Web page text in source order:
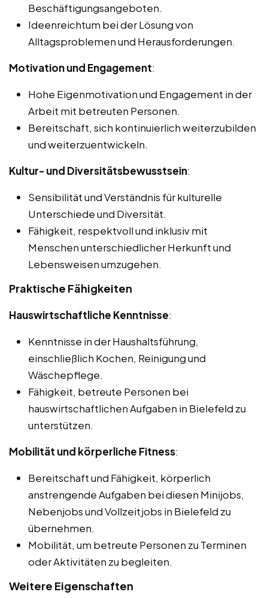
Beschäftigungsangeboten.
Ideenreichtum bei der Lösung von
Alltagsproblemen und Herausforderungen.
Motivation und Engagement:
Hohe Eigenmotivation und Engagement in der
Arbeit mit betreuten Personen.
Bereitschaft, sich kontinuierlich weiterzubilden
und weiterzuentwickeln.
Kultur- und Diversitätsbewusstsein:
Sensibilität und Verständnis für kulturelle
Unterschiede und Diversität.
Fähigkeit, respektvoll und inklusiv mit
Menschen unterschiedlicher Herkunft und
Lebensweisen umzugehen.
Praktische Fähigkeiten
Hauswirtschaftliche Kenntnisse:
Kenntnisse in der Haushaltsführung,
einschließlich Kochen, Reinigung und
Wäschepflege.
Fähigkeit, betreute Personen bei
hauswirtschaftlichen Aufgaben in Bielefeld zu
unterstützen.
Mobilität und körperliche Fitness:
Bereitschaft und Fähigkeit, körperlich
anstrengende Aufgaben bei diesen Minijobs,
Nebenjobs und Vollzeitjobs in Bielefeld zu
übernehmen.
Mobilität, um betreute Personen zu Terminen
oder Aktivitäten zu begleiten.
Weitere Eigenschaften